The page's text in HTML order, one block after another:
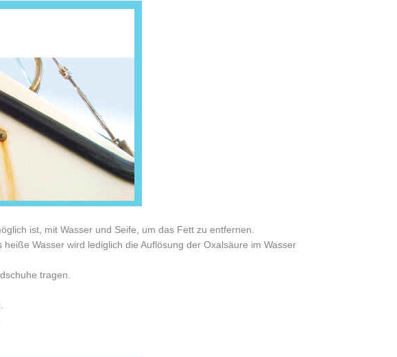
ist, mit Wasser und Seife, um das Fett zu entfernen.
Wasser wird lediglich die Auflösung der Oxalsäure im Wasser
tragen.